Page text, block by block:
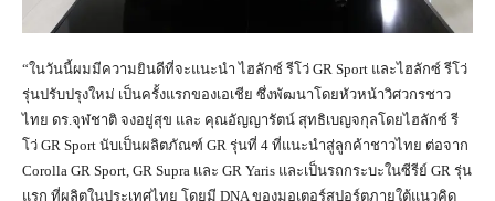
“ในวันนี้ผมมีความยินดีที่จะแนะนำ ไฮลักซ์ รีโว่ GR Sport และไฮลักซ์ รีโว่
รุ่นปรับปรุงใหม่ เป็นครั้งแรกของเอเชีย ซึ่งพัฒนาโดยหัวหน้าวิศวกรชาว
ไทย ดร.จุฬชาติ จงอยู่สุข และ คุณอัญญารัตน์ สุทธิเบญจกุลโดยไฮลักซ์ รี
โว่ GR Sport นับเป็นผลิตภัณฑ์ GR รุ่นที่ 4 ที่แนะนำสู่ลูกค้าชาวไทย ต่อจาก
Corolla GR Sport, GR Supra และ GR Yaris และเป็นรถกระบะในซีรีย์ GR รุ่น
แรก ที่ผลิตในประเทศไทย โดยมี DNA ของมอเตอร์สปอร์ตภายใต้แนวคิด